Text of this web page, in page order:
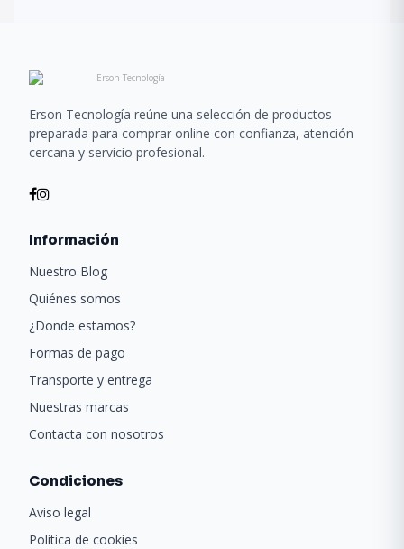
Erson Tecnología reúne una selección de productos
preparada para comprar online con confianza, atención
cercana y servicio profesional.
Información
Nuestro Blog
Quiénes somos
¿Donde estamos?
Formas de pago
Transporte y entrega
Nuestras marcas
Contacta con nosotros
Condiciones
Aviso legal
Política de cookies